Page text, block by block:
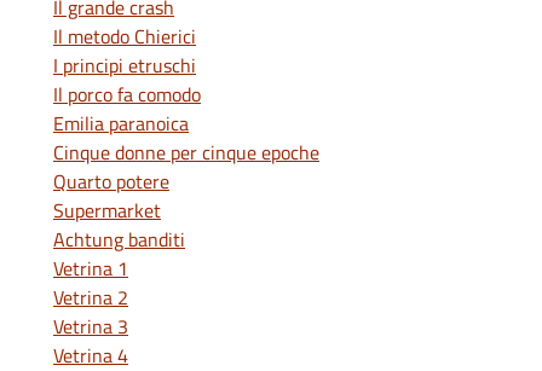
Il grande crash
Il metodo Chierici
I principi etruschi
Il porco fa comodo
Emilia paranoica
Cinque donne per cinque epoche
Quarto potere
Supermarket
Achtung banditi
Vetrina 1
Vetrina 2
Vetrina 3
Vetrina 4